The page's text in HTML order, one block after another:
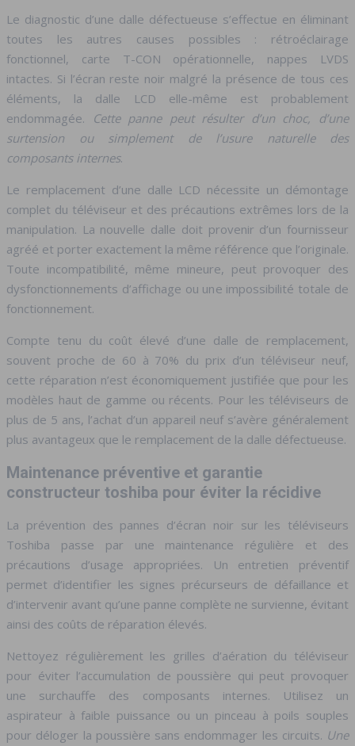
Le diagnostic d’une dalle défectueuse s’effectue en éliminant
toutes les autres causes possibles : rétroéclairage
fonctionnel, carte T-CON opérationnelle, nappes LVDS
intactes. Si l’écran reste noir malgré la présence de tous ces
éléments, la dalle LCD elle-même est probablement
endommagée.
Cette panne peut résulter d’un choc, d’une
surtension ou simplement de l’usure naturelle des
composants internes.
Le remplacement d’une dalle LCD nécessite un démontage
complet du téléviseur et des précautions extrêmes lors de la
manipulation. La nouvelle dalle doit provenir d’un fournisseur
agréé et porter exactement la même référence que l’originale.
Toute incompatibilité, même mineure, peut provoquer des
dysfonctionnements d’affichage ou une impossibilité totale de
fonctionnement.
Compte tenu du coût élevé d’une dalle de remplacement,
souvent proche de 60 à 70% du prix d’un téléviseur neuf,
cette réparation n’est économiquement justifiée que pour les
modèles haut de gamme ou récents. Pour les téléviseurs de
plus de 5 ans, l’achat d’un appareil neuf s’avère généralement
plus avantageux que le remplacement de la dalle défectueuse.
Maintenance préventive et garantie
constructeur toshiba pour éviter la récidive
La prévention des pannes d’écran noir sur les téléviseurs
Toshiba passe par une maintenance régulière et des
précautions d’usage appropriées. Un entretien préventif
permet d’identifier les signes précurseurs de défaillance et
d’intervenir avant qu’une panne complète ne survienne, évitant
ainsi des coûts de réparation élevés.
Nettoyez régulièrement les grilles d’aération du téléviseur
pour éviter l’accumulation de poussière qui peut provoquer
une surchauffe des composants internes. Utilisez un
aspirateur à faible puissance ou un pinceau à poils souples
pour déloger la poussière sans endommager les circuits. Une